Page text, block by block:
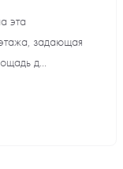
эта
задающая
д...